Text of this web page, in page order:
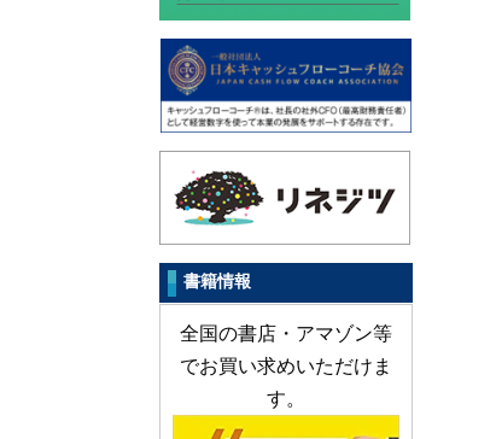
書籍情報
全国の書店・アマゾン等
でお買い求めいただけま
す。